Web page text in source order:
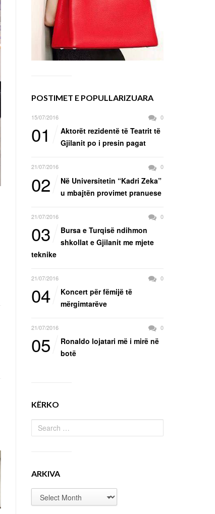
POSTIMET E POPULLARIZUARA
15/07/2016 0
01
Aktorët rezidentë të Teatrit të
Gjilanit po i presin pagat
21/07/2016 0
02
Në Universitetin “Kadri Zeka”
u mbajtën provimet pranuese
21/07/2016 0
03
Bursa e Turqisë ndihmon
shkollat e Gjilanit me mjete
teknike
21/07/2016 0
04
Koncert për fëmijë të
mërgimtarëve
21/07/2016 0
05
Ronaldo lojatari më i mirë në
botë
KËRKO
ARKIVA